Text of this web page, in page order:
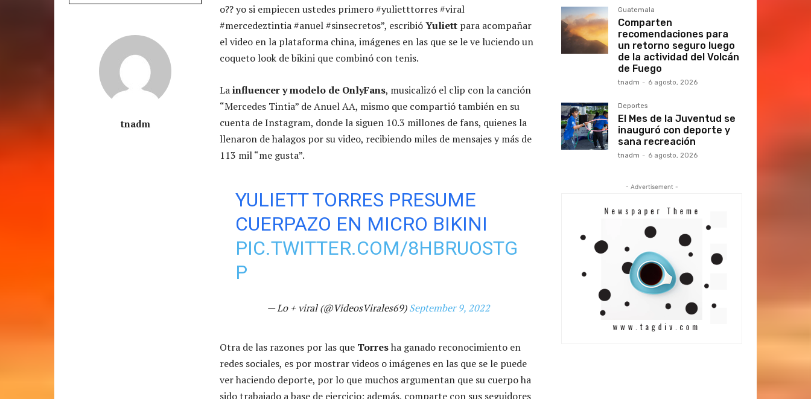
tnadm
o?? yo si empiecen ustedes primero #yulietttorres #viral
#mercedeztintia #anuel #sinsecretos”, escribióYuliett para acompañar
el video en la plataforma china, imágenes en las que se le ve luciendo un
coqueto look de bikini que combinó con tenis.
Lainfluencer y modelo de OnlyFans, musicalizó el clip con la canción
“Mercedes Tintia” de Anuel AA, mismo que compartió también en su
cuenta de Instagram, donde la siguen 10.3 millones de fans, quienes la
llenaron de halagos por su video, recibiendo miles de mensajes y más de
113 mil “me gusta”.
YULIETT TORRES PRESUME
CUERPAZO EN MICRO BIKINI
PIC.TWITTER.COM/8HBRUOSTG
P
— Lo + viral (@VideosVirales69)September 9, 2022
Otra de las razones por las que Torresha ganado reconocimiento en
redes sociales, es por mostrar videos o imágenes en las que se le puede
ver haciendo deporte, por lo que muchos argumentan que su cuerpo ha
sido trabajado a base de ejercicio; además, comparte con sus seguidores
Guatemala
Comparten
recomendaciones para
un retorno seguro luego
de la actividad del Volcán
de Fuego
tnadm - 6 agosto, 2026
Deportes
El Mes de la Juventud se
inauguró con deporte y
sana recreación
tnadm - 6 agosto, 2026
- Advertisement -